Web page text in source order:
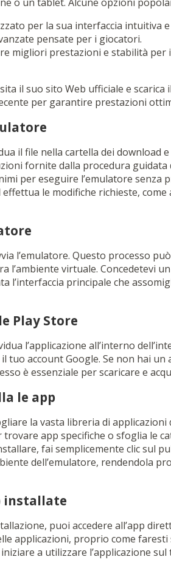
per la sua interfaccia intuitiva
pensate per i giocatori.
migliori prestazioni e stabilità per i
il suo sito Web ufficiale e scarica
per garantire prestazioni
il file nella cartella dei download
fornite dalla procedura guidata
per eseguire l’emulatore senza
le modifiche richieste,
l’emulatore. Questo processo
l’ambiente virtuale. Concedetevi
l’interfaccia principale che
Play Store
l’applicazione all’interno
tuo account Google. Se non hai
è essenziale per scaricare e
le app
la vasta libreria di
app specifiche o sfoglia le
fai semplicemente clic sul
dell’emulatore, rendendola
installate
puoi accedere all’app
applicazioni, proprio come
a utilizzare l’applicazione sul